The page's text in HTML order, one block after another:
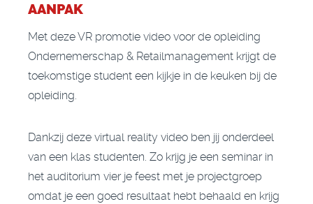
AANPAK
Met deze VR promotie video voor de opleiding
Ondernemerschap & Retailmanagement krijgt de
toekomstige student een kijkje in de keuken bij de
opleiding.
Dankzij deze virtual reality video ben jij onderdeel
van een klas studenten. Zo krijg je een seminar in
het auditorium vier je feest met je projectgroep
omdat je een goed resultaat hebt behaald en krijg